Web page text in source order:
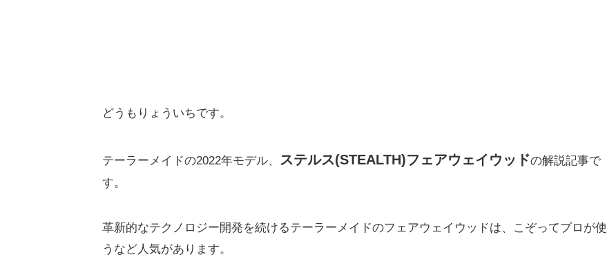
どうもりょういちです。
テーラーメイドの2022年モデル、 ステルス(STEALTH)フェアウェイウッドの解説記事で
す。
革新的なテクノロジー開発を続けるテーラーメイドのフェアウェイ ウッドは、こぞってプロが使
うなど人気があります。